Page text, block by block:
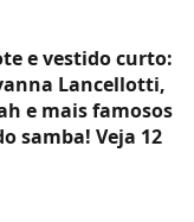
e vestido curto:
Lancellotti,
e mais famosos
samba! Veja 12